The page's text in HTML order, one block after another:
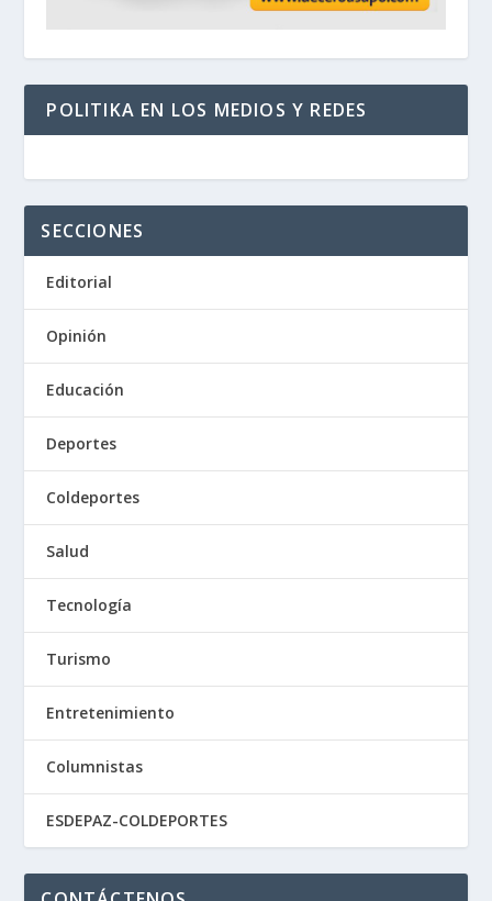
POLITIKA EN LOS MEDIOS Y REDES
SECCIONES
Editorial
Opinión
Educación
Deportes
Coldeportes
Salud
Tecnología
Turismo
Entretenimiento
Columnistas
ESDEPAZ-COLDEPORTES